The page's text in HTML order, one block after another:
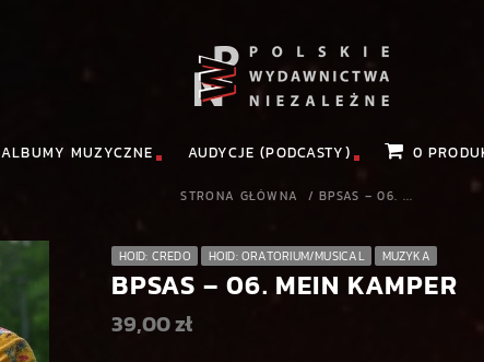
ALBUMY MUZYCZNE AUDYCJE (PODCASTY) 0
STRONA GŁÓWNA / BPSAS – 06. ...
HOID: CREDO HOID: ORATORIUM/MUSICAL MUZYKA
BPSAS – 06. MEIN KAMPER
39,00zł